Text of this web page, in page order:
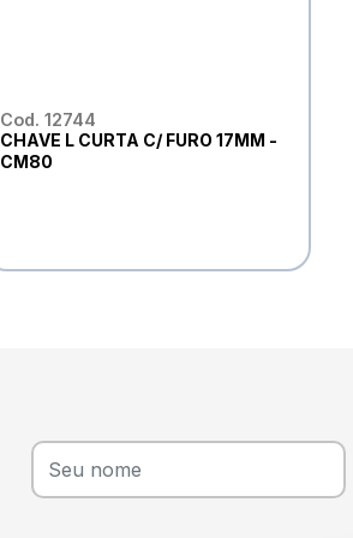
Cod. 12744
CHAVE L CURTA C/ FURO 17MM -
CM80